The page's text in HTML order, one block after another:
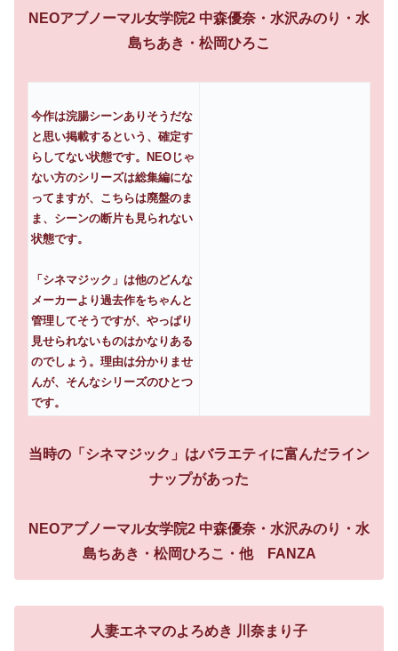
NEOアブノーマル女学院2 中森優奈・水沢みのり・水
島ちあき・松岡ひろこ
今作は浣腸シーンありそうだな
と思い掲載するという、確定す
らしてない状態です。NEOじゃ
ない方のシリーズは総集編にな
ってますが、こちらは廃盤のま
ま、シーンの断片も見られない
状態です。
「シネマジック」は他のどんな
メーカーより過去作をちゃんと
管理してそうですが、やっぱり
見せられないものはかなりある
のでしょう。理由は分かりませ
んが、そんなシリーズのひとつ
です。
当時の「シネマジック」はバラエティに富んだライン
ナップがあった
NEOアブノーマル女学院2 中森優奈・水沢みのり・水
島ちあき・松岡ひろこ・他 FANZA
人妻エネマのよろめき 川奈まり子